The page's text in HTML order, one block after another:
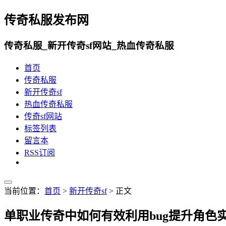
传奇私服发布网
传奇私服_新开传奇sf网站_热血传奇私服
首页
传奇私服
新开传奇sf
热血传奇私服
传奇sf网站
标签列表
留言本
RSS订阅
当前位置： 首页 > 新开传奇sf> 正文
单职业传奇中如何有效利用bug提升角色